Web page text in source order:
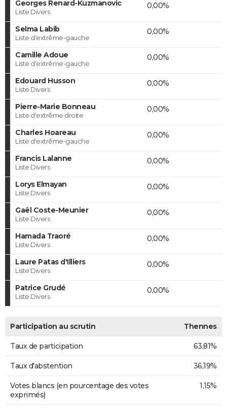
Georges Renard-Kuzmanovic
Liste Divers
0,00%
Selma Labib
Liste d'extrême-gauche
0,00%
Camille Adoue
Liste d'extrême-gauche
0,00%
Edouard Husson
Liste Divers
0,00%
Pierre-Marie Bonneau
Liste d'extrême droite
0,00%
Charles Hoareau
Liste d'extrême-gauche
0,00%
Francis Lalanne
Liste Divers
0,00%
Lorys Elmayan
Liste Divers
0,00%
Gaël Coste-Meunier
Liste Divers
0,00%
Hamada Traoré
Liste Divers
0,00%
Laure Patas d'Illiers
Liste Divers
0,00%
Patrice Grudé
Liste Divers
0,00%
Participation au scrutin Thennes
Taux de participation 63,81%
Taux d'abstention 36,19%
Votes blancs (en pourcentage des votes
exprimés)
1,15%